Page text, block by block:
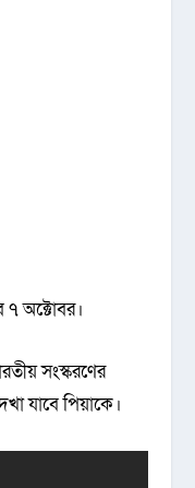
৭ অক্টোবর।
সংস্করণের
যাবে পিয়াকে।